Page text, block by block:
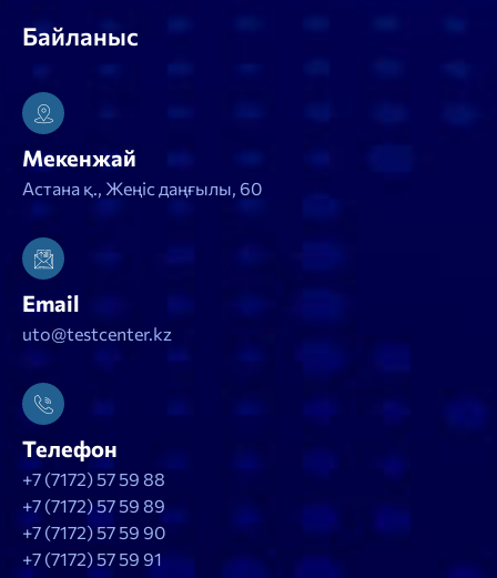
Байланыс
Мекенжай
Астана қ., Жеңіс даңғылы, 60
Email
uto@testcenter.kz
Телефон
+7 (7172) 57 59 88
+7 (7172) 57 59 89
+7 (7172) 57 59 90
+7 (7172) 57 59 91